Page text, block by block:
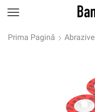
Prima Pagină Abrazive